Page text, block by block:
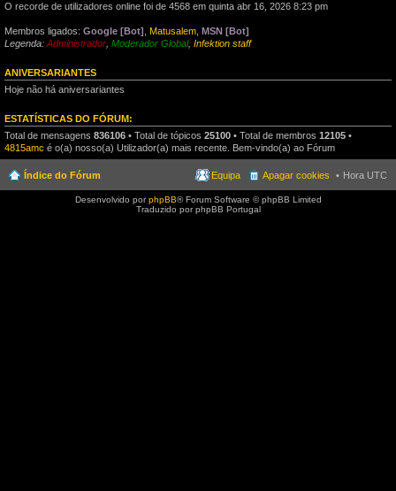
O recorde de utilizadores online foi de 4568 em quinta abr 16, 2026 8:23 pm
Membros ligados: Google [Bot] Matusalem MSN [Bot]
Legenda: Administrador Moderador Global, Infektion staff
ANIVERSARIANTES
Hoje não há aniversariantes
ESTATÍSTICAS DO FÓRUM:
Total de mensagens 836106 • Total de tópicos 25100 • Total de membros 12105 •
4815amc é o(a) nosso(a) Utilizador(a) mais recente. Bem-vindo(a) ao Fórum
Índice do Fórum Hora UTC
Apagar cookies
Equipa
Desenvolvido porphpBB® Forum Software © phpBB Limited
Traduzido por phpBB Portugal